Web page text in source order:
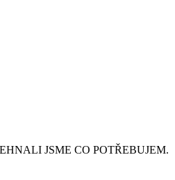
JSME CO POTŘEBUJEM.